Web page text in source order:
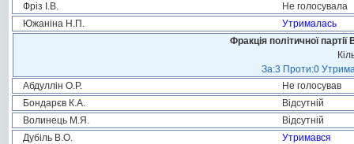
Фріз І.В.
Не голосувала
Южаніна Н.П.
Утрималась
Фракція політичної
За:3 Проти:0
Абдуллін О.Р.
Не голосував
Бондарєв К.А.
Відсутній
Волинець М.Я.
Відсутній
Дубіль В.О.
Утримався